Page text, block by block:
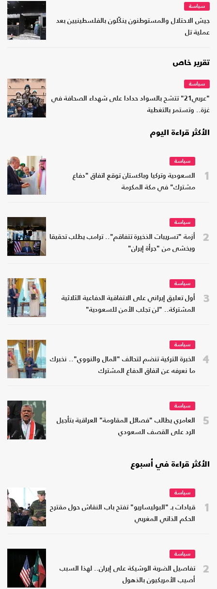
سياسة
جيش الاحتلال والمستوطنون ينكّلون بالفلسطينيين بعد
عملية تل
تقرير خاص
سياسة
"عربي21" تتشح بالسواد حدادا على شهداء الصحافة في
غزة.. وتستمر بالتغطية
الأكثر قراءة اليوم
1
سياسة
السعودية وتركيا وباكستان توقع اتفاق "دفاع
مشترك" في مكة المكرمة
2
سياسة
أزمة "تسريبات الذخيرة تتفاقم".. ترامب يطلب تحقيقا
ويخشى من "جرأة إيران"
3
سياسة
أول تعليق إيراني على الاتفاقية الدفاعية الثلاثية
المشتركة.. "لن تجلب الأمن للسعودية"
4
سياسة
الخبرة التركية تنضم لتحالف "المال والنووي".. نخبرك
ما نعرفه عن اتفاق الدفاع المشترك
5
سياسة
العامري يطالب "فصائل المقاومة" العراقية بتأجيل
الرد على القصف السعودي
الأكثر قراءة في أسبوع
1
سياسة
قيادات بـ "البوليساريو" تفتح باب النقاش حول مقترح
الحكم الذاتي المغربي
2
سياسة
تفاصيل الضربة الوشيكة على إيران.. لهذا السبب
أصيب الأمريكيون بالذهول